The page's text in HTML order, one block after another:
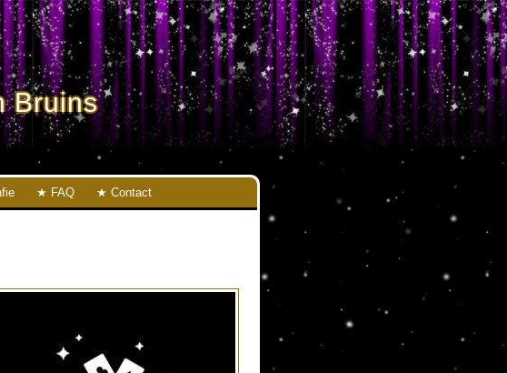
Bruins
FAQ Contact